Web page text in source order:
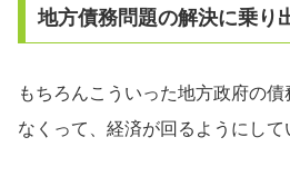
地方債務問題の解決に乗り
もちろんこういった地方政府の
なくって、経済が回るようにして